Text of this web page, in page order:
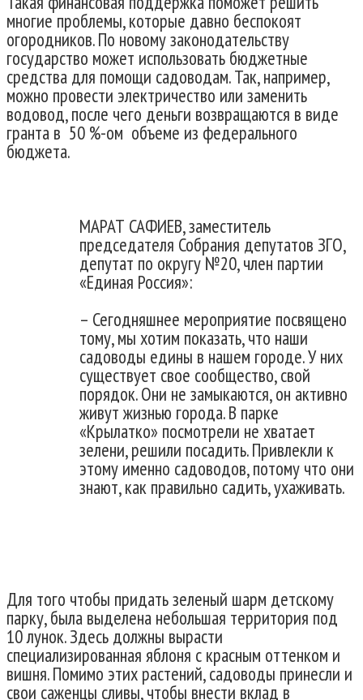
многие проблемы, которые давно беспокоят
огородников. По новому законодательству
государство может использовать бюджетные
средства для помощи садоводам. Так, например,
можно провести электричество или заменить
водовод, после чего деньги возвращаются в виде
гранта в 50 %-ом объеме из федерального
бюджета.
МАРАТ САФИЕВ, заместитель
председателя Собрания депутатов ЗГО,
депутат по округу №20, член партии
«Единая Россия»:
– Сегодняшнее мероприятие посвящено
тому, мы хотим показать, что наши
садоводы едины в нашем городе. У них
существует свое сообщество, свой
порядок. Они не замыкаются, он активно
живут жизнью города. В парке
«Крылатко» посмотрели не хватает
зелени, решили посадить. Привлекли к
этому именно садоводов, потому что они
знают, как правильно садить, ухаживать.
Для того чтобы придать зеленый шарм детскому
парку, была выделена небольшая территория под
10 лунок. Здесь должны вырасти
специализированная яблоня с красным оттенком и
вишня. Помимо этих растений, садоводы принесли и
свои саженцы сливы, чтобы внести вклад в